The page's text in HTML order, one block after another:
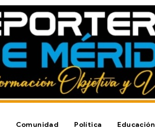
Comunidad Política Educación